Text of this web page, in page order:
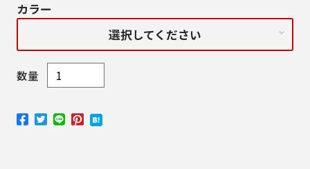
カラー
選択してください
数量